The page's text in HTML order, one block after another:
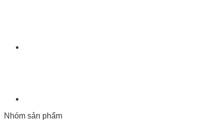
Nhóm sản phẩm